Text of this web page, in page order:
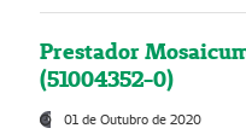
Prestador
(51004352-0)
01 de Outubro de 2020